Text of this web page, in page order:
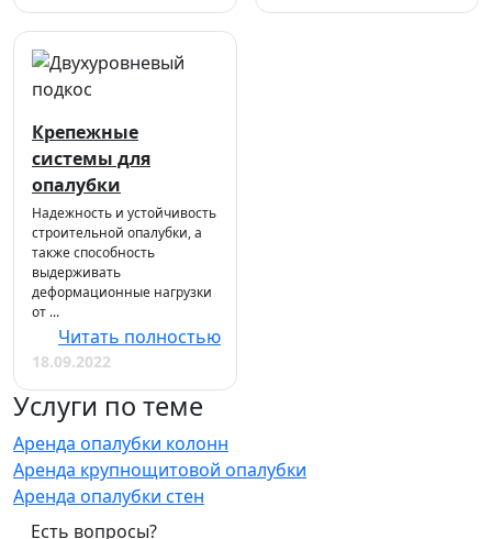
Крепежные
системы для
опалубки
Надежность и устойчивость
строительной опалубки, а
также способность
выдерживать
деформационные нагрузки
от ...
Читать полностью
18.09.2022
Услуги по теме
Аренда опалубки колонн
Аренда крупнощитовой опалубки
Аренда опалубки стен
Есть вопросы?